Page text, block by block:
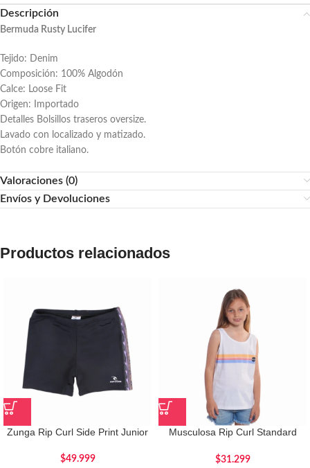
Descripción
Bermuda Rusty Lucifer
Tejido: Denim
Composición: 100% Algodón
Calce: Loose Fit
Origen: Importado
Detalles Bolsillos traseros oversize.
Lavado con localizado y matizado.
Botón cobre italiano.
Valoraciones (0)
Envíos y Devoluciones
Productos relacionados
Zunga Rip Curl Side Print Junior
$49.999
Musculosa Rip Curl Standard
$31.299